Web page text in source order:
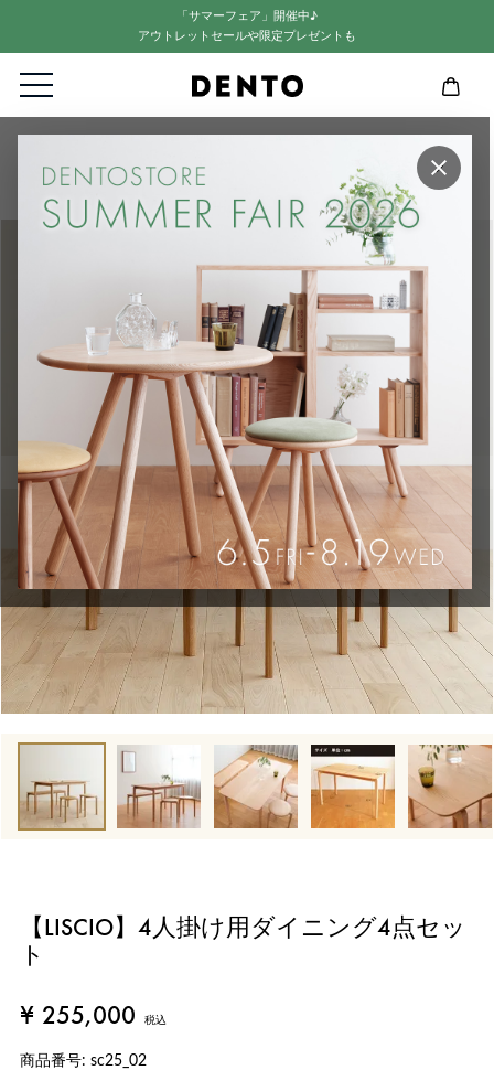
「サマーフェア」開催中♪
アウトレットセールや限定プレゼントも
×
【LISCIO】4人掛け用ダイニング4点セット
【LISCIO】4人掛け用ダイニング4点セッ
ト
¥ 255,000 税込
商品番号 sc25_02